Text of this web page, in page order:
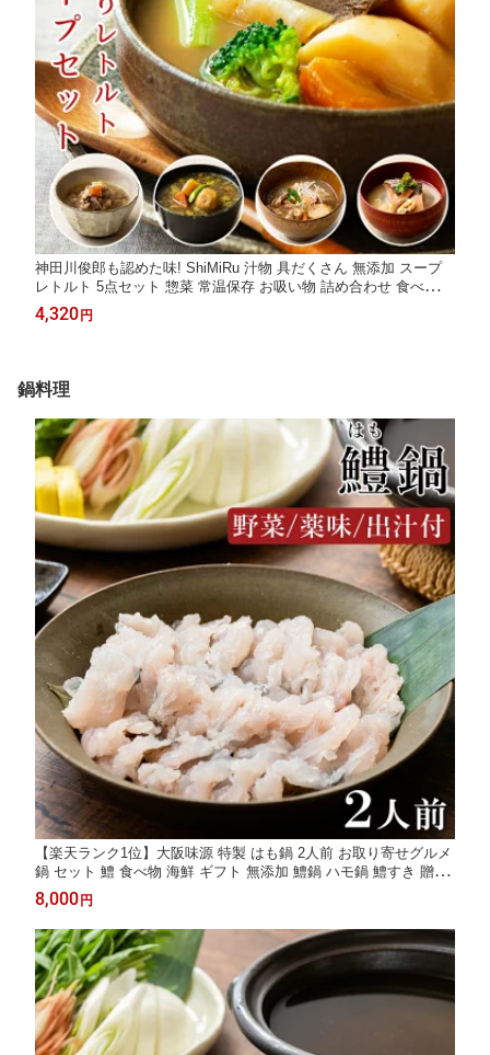
神田川俊郎も認めた味! ShiMiRu 汁物 具だくさん 無添加 スープ
レトルト 5点セット 惣菜 常温保存 お吸い物 詰め合わせ 食べ物
粕汁 豚汁 肉吸い お取り寄せ グルメ スープカレー かす汁 とん汁
肉すい セット 食品
4,320 円
鍋料理
【楽天ランク1位】大阪味源 特製 はも鍋 2人前 お取り寄せグルメ
鍋 セット 鱧 食べ物 海鮮 ギフト 無添加 鱧鍋 ハモ鍋 鱧すき 贈答
用 のし紙 鱧しゃぶ 高級 和食 真空パック 宅配
8,000 円